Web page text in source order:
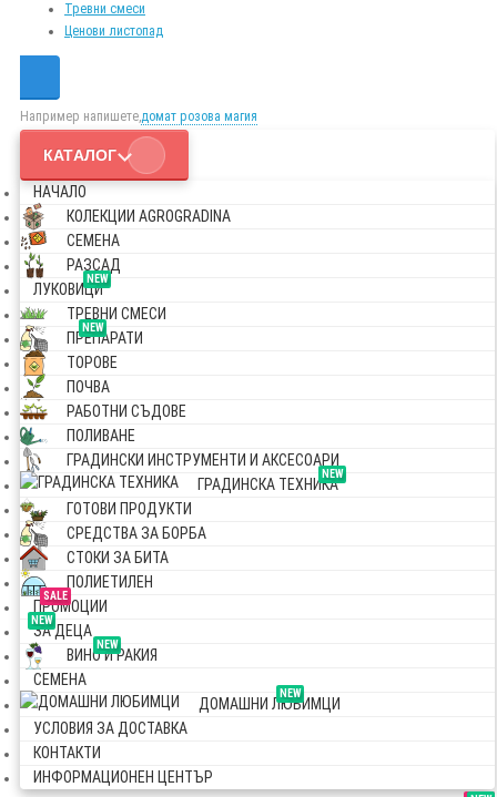
Тревни смеси
Ценови листопад
Например напишете,домат розова магия
КАТАЛОГ
НАЧАЛО
КОЛЕКЦИИ AGROGRADINA
СЕМЕНА
РАЗСАД
NEW
ЛУКОВИЦИ
ТРЕВНИ СМЕСИ
NEW
ПРЕПАРАТИ
ТОРОВЕ
ПОЧВА
РАБОТНИ СЪДОВЕ
ПОЛИВАНЕ
ГРАДИНСКИ ИНСТРУМЕНТИ И АКСЕСОАРИ
NEW
ГРАДИНСКА ТЕХНИКА
ГОТОВИ ПРОДУКТИ
СРЕДСТВА ЗА БОРБА
СТОКИ ЗА БИТА
ПОЛИЕТИЛЕН
SALE
ПРОМОЦИИ
NEW
ЗА ДЕЦА
NEW
ВИНО И РАКИЯ
СЕМЕНА
NEW
ДОМАШНИ ЛЮБИМЦИ
УСЛОВИЯ ЗА ДОСТАВКА
КОНТАКТИ
ИНФОРМАЦИОНЕН ЦЕНТЪР